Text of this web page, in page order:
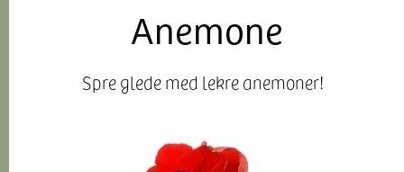
Anemone
Spre glede med lekre anemoner!